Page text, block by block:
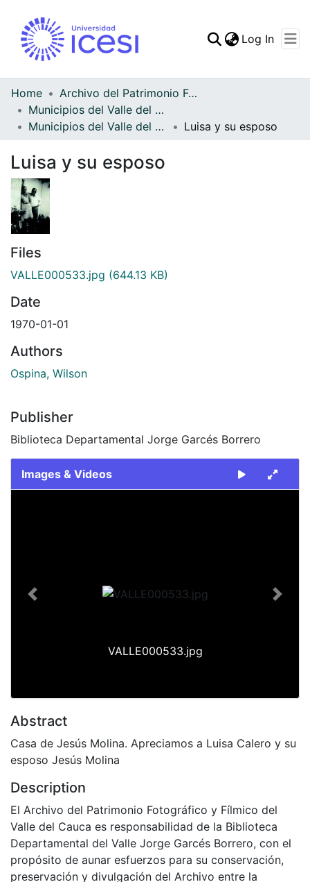
Log In
Home
Archivo del Patrimonio Fotográfico y Fílmico del Valle del Cauca
Municipios del Valle del Cauca
Municipios del Valle del Cauca
Luisa y su esposo
Luisa y su esposo
Files
VALLE000533.jpg (644.13 KB)
Date
1970-01-01
Authors
Ospina, Wilson
Publisher
Biblioteca Departamental Jorge Garcés Borrero
Images & Videos
VALLE000533.jpg
Previous Next
Abstract
Casa de Jesús Molina. Apreciamos a Luisa Calero y su
esposo Jesús Molina
Description
El Archivo del Patrimonio Fotográfico y Fílmico del
Valle del Cauca es responsabilidad de la Biblioteca
Departamental del Valle Jorge Garcés Borrero, con el
propósito de aunar esfuerzos para su conservación,
preservación y divulgación del Archivo entre la